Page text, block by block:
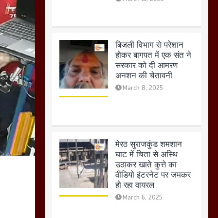
मेरठ सुराजकुंड शमशान
घाट में चिता से अस्थि
उठाकर खाते कुत्ते का
वीडियो इंटरनेट पर जमकर
हो रहा वायरल
होलिका रखने पर लात मार
कर होलिका को किया तहस
नहस,मोहल्ले वालों के साथ
की गई गाली गलोच ,कहा
अगर रखी गई होली तो होगा
खून खराबा,